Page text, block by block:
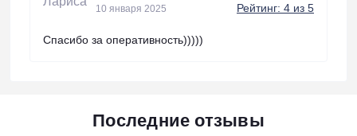
10 января 2025 Рейтинг: 4 из 5
Спасибо за оперативность)))))
Последние отзывы